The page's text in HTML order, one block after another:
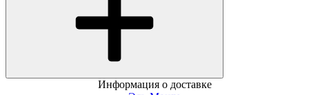
Информация о доставке